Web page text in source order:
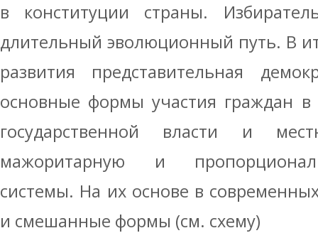
в конституции страны.
длительный эволюционный путь. В
развития представительная
основные формы участия граждан
государственной власти и
мажоритарную и
системы. На их основе в
и смешанные формы (см. схему)